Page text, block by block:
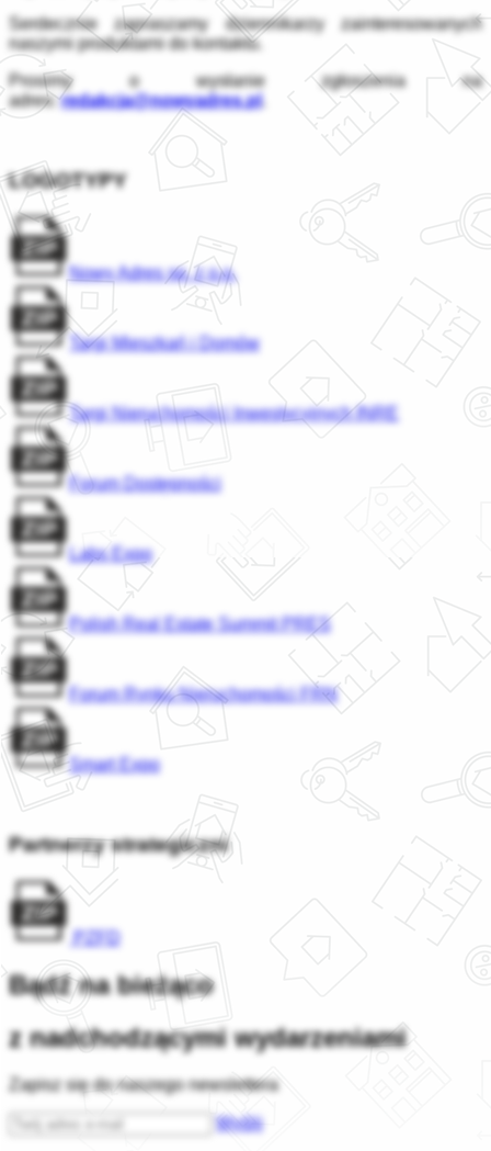
Serdecznie zapraszamy dziennikarzy zainteresowanych
naszymi produktami do kontaktu.
Prosimy o wysłanie zgłoszenia na
adres:redakcja@nowyadres.pl.
LOGOTYPY
Nowy Adres sp. z o.o.
Targi Mieszkań i Domów
Targi Nieruchomości Inwestycyjnych INRE
Forum Dostępności
Labs Expo
Polish Real Estate Summit PRES
Forum Rynku Nieruchomości FRN
Smart Expo
Partnerzy strategiczni
PZFD
Bądź na bieżąco
z nadchodzącymi wydarzeniami
Zapisz się do naszego newslettera
Wyślij